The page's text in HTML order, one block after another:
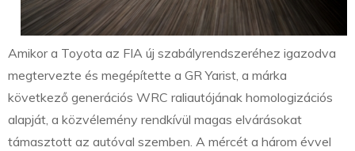
Amikor a Toyota az FIA új szabályrendszeréhez igazodva
megtervezte és megépítette a GR Yarist, a márka
következő generációs WRC raliautójának homologizációs
alapját, a közvélemény rendkívül magas elvárásokat
támasztott az autóval szemben. A mércét a három évvel